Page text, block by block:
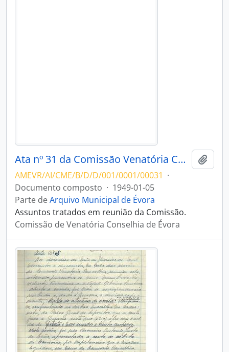
Ata nº 31 da Comissão Venatória Conselhia de Évora
AMEVR/AI/CME/B/D/D/001/0001/00031 ·
Documento composto · 1949-01-05
Parte deArquivo Municipal de Évora
Assuntos tratados em reunião da Comissão.
Comissão de Venatória Conselhia de Évora